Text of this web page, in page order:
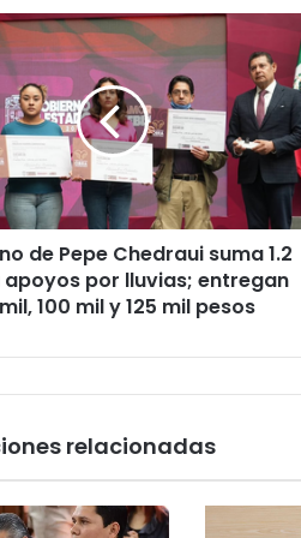
de Pepe Chedraui suma 1.2
apoyos por lluvias; entregan
100 mil y 125 mil pesos
relacionadas